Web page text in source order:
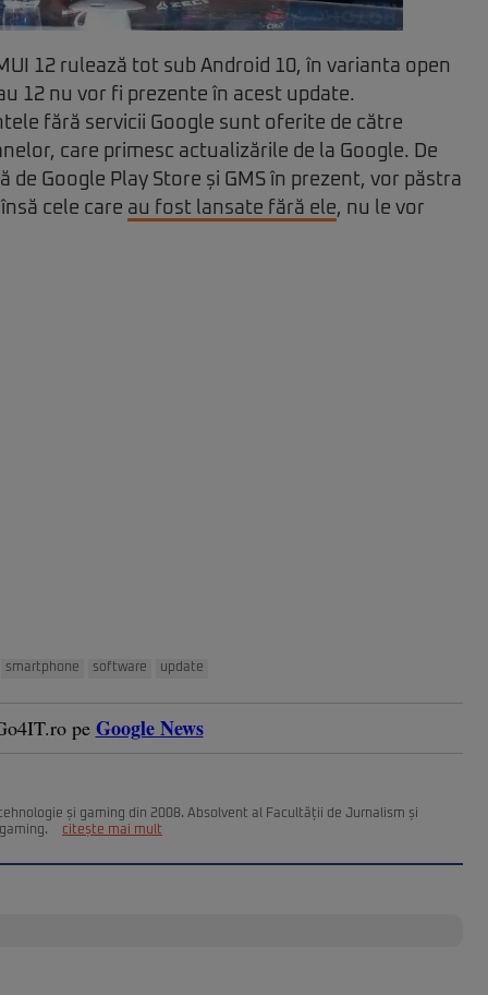
12 rulează tot sub Android 10, în varianta open
12 nu vor fi prezente în acest update.
fără servicii Google sunt oferite de către
care primesc actualizările de la Google. De
de Google Play Store și GMS în prezent, vor păstra
cele care au fost lansate fără ele, nu le vor
smartphone software update
pe Google News
și gaming din 2008. Absolvent al Facultății de Jurnalism și
citește mai mult